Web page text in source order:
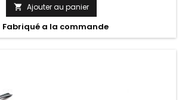
 Ajouter au panier
Fabriqué a la commande